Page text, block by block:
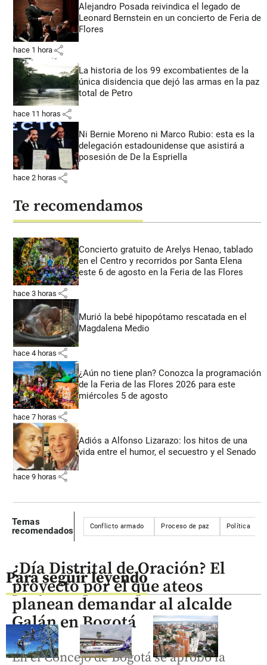
Alejandro Posada reivindica el legado de
Leonard Bernstein en un concierto de Feria de
Flores
hace 1 hora share
La historia de los 99 excombatientes de la
única disidencia que dejó las armas en la paz
total de Petro
hace 11 horas share
Ni Bernie Moreno ni Marco Rubio: esta es la
delegación estadounidense que asistirá a
posesión de De la Espriella
hace 2 horas share
Te recomendamos
Concierto gratuito de Arelys Henao, tablado
en el Centro y recorridos por Santa Elena
este 6 de agosto en la Feria de las Flores
hace 3 horas share
Murió la bebé hipopótamo rescatada en el
Magdalena Medio
hace 4 horas share
¿Aún no tiene plan? Conozca la programación
de la Feria de las Flores 2026 para este
miércoles 5 de agosto
hace 7 horas share
Adiós a Alfonso Lizarazo: los hitos de una
vida entre el humor, el secuestro y el Senado
hace 9 horas share
Temas
recomendados
Conflicto armado Proceso de paz Política
Para seguir leyendo
¿Día Distrital de Oración? El
proyecto por el que ateos
planean demandar al alcalde
Galán en Bogotá
En el Concejo de Bogotá se aprobó la